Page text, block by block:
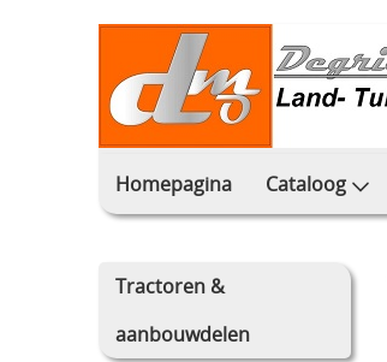
Homepagina Cataloog
Tractoren &
aanbouwdelen